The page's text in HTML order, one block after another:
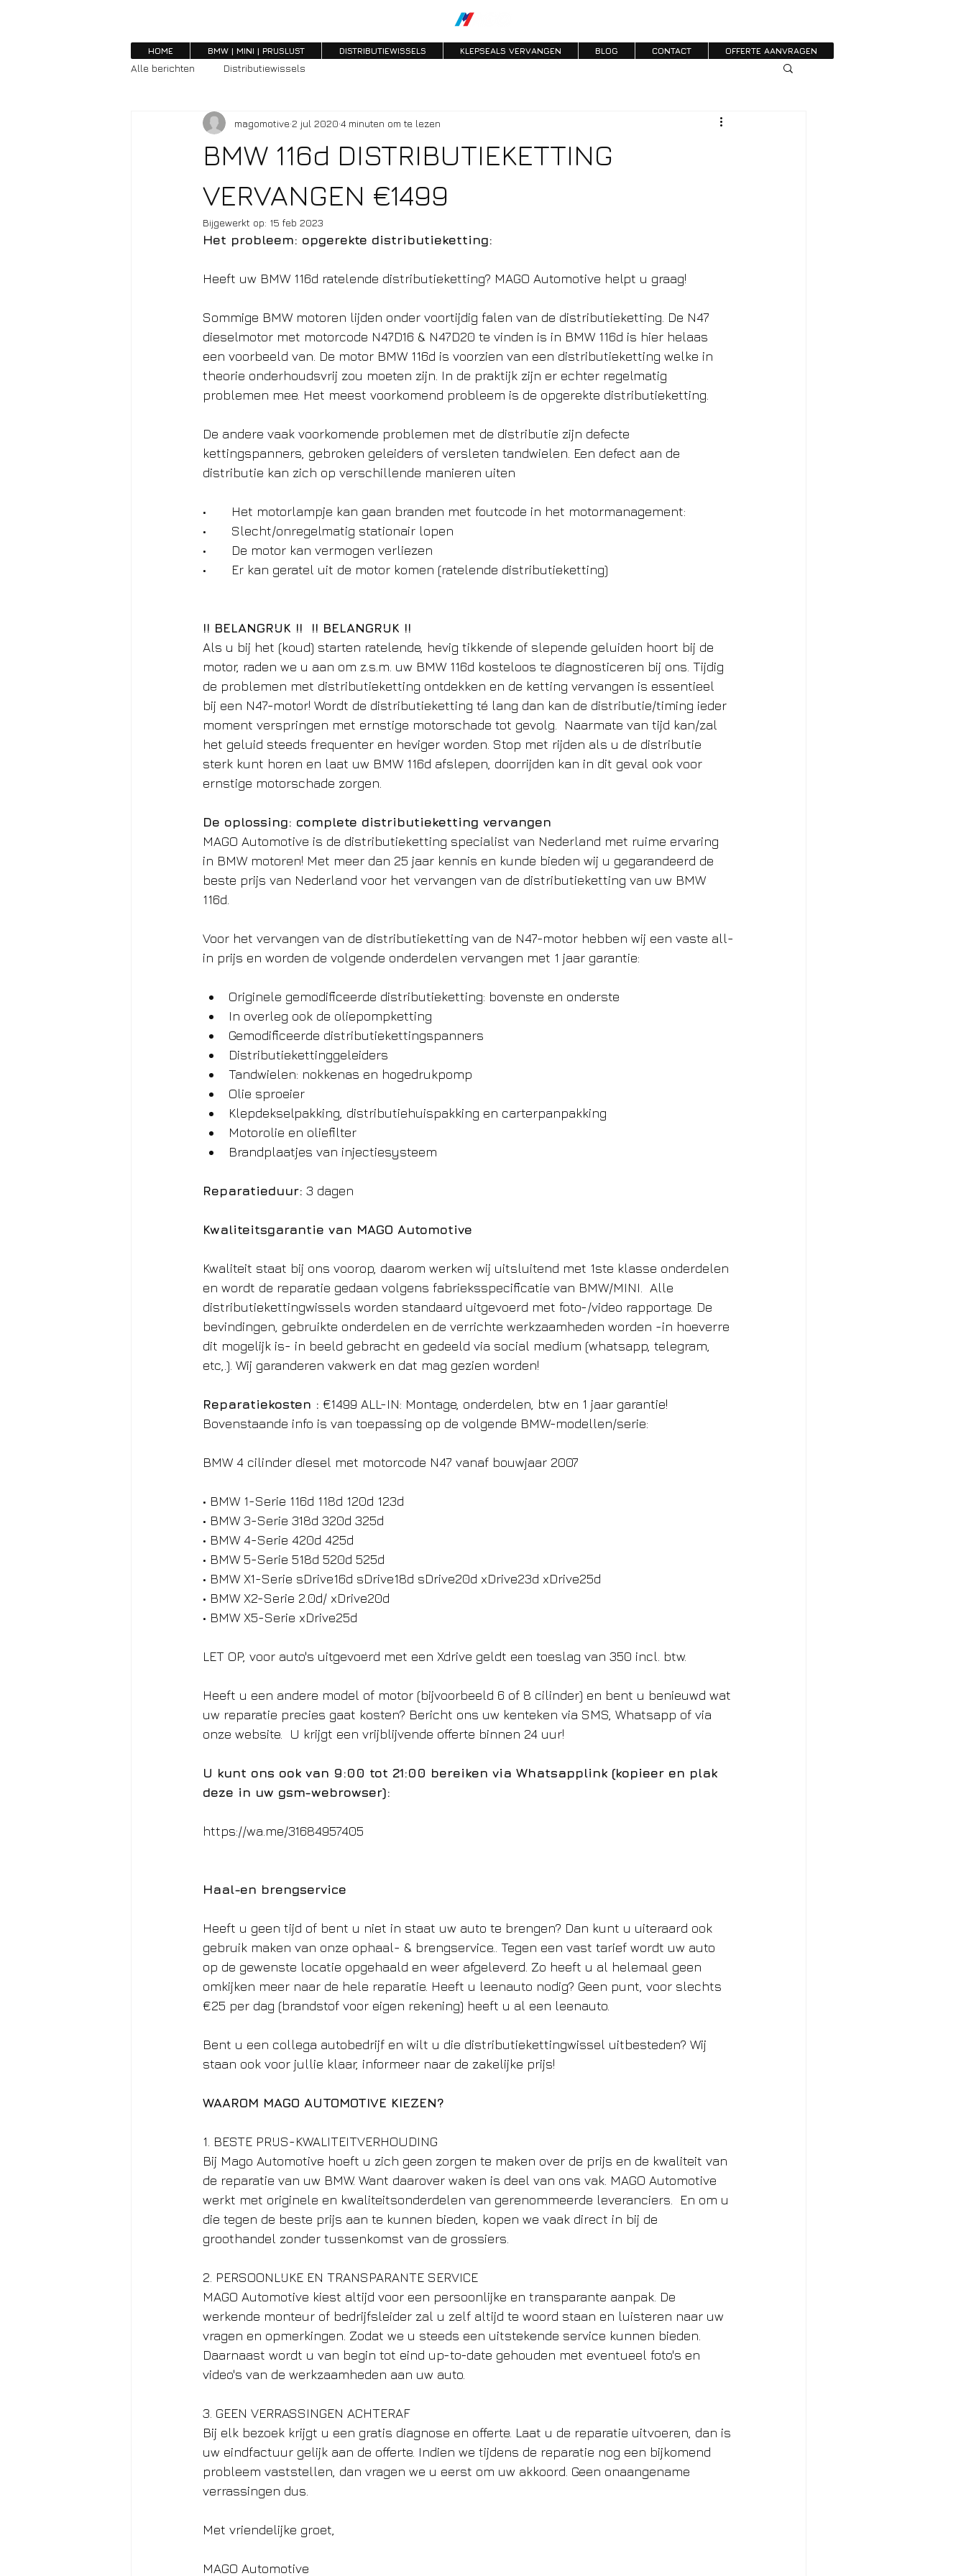
Alle berichten Distributiewissels
BMW 116d DISTRIBUTIEKETTING
VERVANGEN €1499
magomotive2 jul 2020 4 minuten om te lezen
Bijgewerkt op: 15 feb 2023
Het probleem: opgerekte distributieketting:
Heeft uw BMW 116d ratelende distributieketting? MAGO Automotive helpt u graag!
Sommige BMW motoren lijden onder voortijdig falen van de distributieketting. De N47
dieselmotor met motorcode N47D16 & N47D20 te vinden is in BMW 116d is hier helaas
een voorbeeld van. De motor BMW 116d is voorzien van een distributieketting welke in
theorie onderhoudsvrij zou moeten zijn. In de praktijk zijn er echter regelmatig
problemen mee. Het meest voorkomend probleem is de opgerekte distributieketting.
De andere vaak voorkomende problemen met de distributie zijn defecte
kettingspanners, gebroken geleiders of versleten tandwielen. Een defect aan de
distributie kan zich op verschillende manieren uiten
•	Het motorlampje kan gaan branden met foutcode in het motormanagement:
•	Slecht/onregelmatig stationair lopen
•	De motor kan vermogen verliezen
•	Er kan geratel uit de motor komen (ratelende distributieketting)
!! BELANGRIJK !!  !! BELANGRIJK !!
Als u bij het (koud) starten ratelende, hevig tikkende of slepende geluiden hoort bij de
motor, raden we u aan om z.s.m. uw BMW 116d kosteloos te diagnosticeren bij ons. Tijdig
de problemen met distributieketting ontdekken en de ketting vervangen is essentieel
bij een N47-motor! Wordt de distributieketting té lang dan kan de distributie/timing ieder
moment verspringen met ernstige motorschade tot gevolg.  Naarmate van tijd kan/zal
het geluid steeds frequenter en heviger worden. Stop met rijden als u de distributie
sterk kunt horen en laat uw BMW 116d afslepen, doorrijden kan in dit geval ook voor
ernstige motorschade zorgen.
De oplossing: complete distributieketting vervangen
MAGO Automotive is de distributieketting specialist van Nederland met ruime ervaring
in BMW motoren! Met meer dan 25 jaar kennis en kunde bieden wij u gegarandeerd de
beste prijs van Nederland voor het vervangen van de distributieketting van uw BMW
116d.
Voor het vervangen van de distributieketting van de N47-motor hebben wij een vaste all-
in prijs en worden de volgende onderdelen vervangen met 1 jaar garantie:
Originele gemodificeerde distributieketting: bovenste en onderste
In overleg ook de oliepompketting
Gemodificeerde distributiekettingspanners
Distributiekettinggeleiders
Tandwielen: nokkenas en hogedrukpomp
Olie sproeier
Klepdekselpakking, distributiehuispakking en carterpanpakking
Motorolie en oliefilter
Brandplaatjes van injectiesysteem
Reparatieduur: 3 dagen
Kwaliteitsgarantie van MAGO Automotive
Kwaliteit staat bij ons voorop, daarom werken wij uitsluitend met 1ste klasse onderdelen
en wordt de reparatie gedaan volgens fabrieksspecificatie van BMW/MINI.  Alle
distributiekettingwissels worden standaard uitgevoerd met foto-/video rapportage. De
bevindingen, gebruikte onderdelen en de verrichte werkzaamheden worden -in hoeverre
dit mogelijk is- in beeld gebracht en gedeeld via social medium (whatsapp, telegram,
etc,.). Wij garanderen vakwerk en dat mag gezien worden!
Reparatiekosten : €1499 ALL-IN: Montage, onderdelen, btw en 1 jaar garantie!
Bovenstaande info is van toepassing op de volgende BMW-modellen/serie:
BMW 4 cilinder diesel met motorcode N47 vanaf bouwjaar 2007
• BMW 1-Serie 116d 118d 120d 123d
• BMW 3-Serie 318d 320d 325d
• BMW 4-Serie 420d 425d
• BMW 5-Serie 518d 520d 525d
• BMW X1-Serie sDrive16d sDrive18d sDrive20d xDrive23d xDrive25d
• BMW X2-Serie 2.0d/ xDrive20d
• BMW X5-Serie xDrive25d
LET OP, voor auto's uitgevoerd met een Xdrive geldt een toeslag van 350 incl. btw.
Heeft u een andere model of motor (bijvoorbeeld 6 of 8 cilinder) en bent u benieuwd wat
uw reparatie precies gaat kosten? Bericht ons uw kenteken via SMS, Whatsapp of via
onze website.  U krijgt een vrijblijvende offerte binnen 24 uur!
U kunt ons ook van 9:00 tot 21:00 bereiken via Whatsapplink (kopieer en plak
deze in uw gsm-webrowser):
https://wa.me/31684957405
Haal-en brengservice
Heeft u geen tijd of bent u niet in staat uw auto te brengen? Dan kunt u uiteraard ook
gebruik maken van onze ophaal- & brengservice.. Tegen een vast tarief wordt uw auto
op de gewenste locatie opgehaald en weer afgeleverd. Zo heeft u al helemaal geen
omkijken meer naar de hele reparatie. Heeft u leenauto nodig? Geen punt, voor slechts
€25 per dag (brandstof voor eigen rekening) heeft u al een leenauto.
Bent u een collega autobedrijf en wilt u die distributiekettingwissel uitbesteden? Wij
staan ook voor jullie klaar, informeer naar de zakelijke prijs!
WAAROM MAGO AUTOMOTIVE KIEZEN?
1. BESTE PRIJS-KWALITEITVERHOUDING
Bij Mago Automotive hoeft u zich geen zorgen te maken over de prijs en de kwaliteit van
de reparatie van uw BMW. Want daarover waken is deel van ons vak. MAGO Automotive
werkt met originele en kwaliteitsonderdelen van gerenommeerde leveranciers.  En om u
die tegen de beste prijs aan te kunnen bieden, kopen we vaak direct in bij de
groothandel zonder tussenkomst van de grossiers.
2. PERSOONLIJKE EN TRANSPARANTE SERVICE
MAGO Automotive kiest altijd voor een persoonlijke en transparante aanpak. De
werkende monteur of bedrijfsleider zal u zelf altijd te woord staan en luisteren naar uw
vragen en opmerkingen. Zodat we u steeds een uitstekende service kunnen bieden.
Daarnaast wordt u van begin tot eind up-to-date gehouden met eventueel foto's en
video's van de werkzaamheden aan uw auto.
3. GEEN VERRASSINGEN ACHTERAF
Bij elk bezoek krijgt u een gratis diagnose en offerte. Laat u de reparatie uitvoeren, dan is
uw eindfactuur gelijk aan de offerte. Indien we tijdens de reparatie nog een bijkomend
probleem vaststellen, dan vragen we u eerst om uw akkoord. Geen onaangename
verrassingen dus.
Met vriendelijke groet,
MAGO Automotive
HOME BMW | MINI | PRIJSLIJST DISTRIBUTIEWISSELS KLEPSEALS VERVANGEN BLOG CONTACT OFFERTE AANVRAGEN